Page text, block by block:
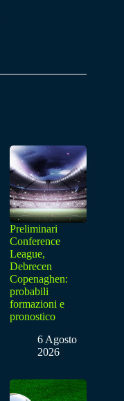
Preliminari
Conference
League,
Debrecen
Copenaghen:
probabili
formazioni e
pronostico
6 Agosto
2026